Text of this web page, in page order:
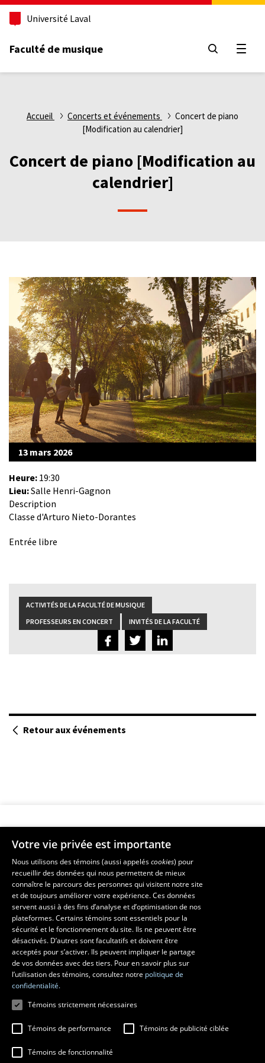
Aller
principal
Université Laval
Faculté de musique
Accueil Concerts et événements
Concert de piano
[Modification au calendrier]
Concert de piano [Modification au
calendrier]
13 mars 2026
Heure: 19:30
Lieu:Salle Henri-Gagnon
Description
Classe d'Arturo Nieto-Dorantes
Entrée libre
ACTIVITÉS DE LA FACULTÉ DE MUSIQUE
PROFESSEURS EN CONCERT
INVITÉS DE LA FACULTÉ
Retour aux événements
Faculté de musique
Pavillon Louis-Jacques-Casault
1055, avenue du Séminaire, Québec (Québec)  G1V 0A6
Téléphone: 418 656-7061
Suivez-nous sur Facebook
Suivez-nous sur YouTube
Votre vie privée est importante
Nous utilisons des témoins (aussi appeléscookies) pour
recueillir des données qui nous permettent de mieux
connaître le parcours des personnes qui visitent notre site
et de toujours améliorer votre expérience. Ces données
servent aussi à des fins d’analyse et d’optimisation de nos
plateformes. Certains témoins sont essentiels pour la
sécurité et le fonctionnement du site. Ils ne peuvent être
désactivés. D’autres sont facultatifs et doivent être
acceptés pour s’activer. Ils peuvent impliquer le partage
de vos données avec des tiers. Pour en savoir plus sur
l’utilisation des témoins, consultez notre politique de
confidentialité.
Témoins strictement nécessaires
Témoins de performance Témoins de publicité ciblée
Témoins de fonctionnalité